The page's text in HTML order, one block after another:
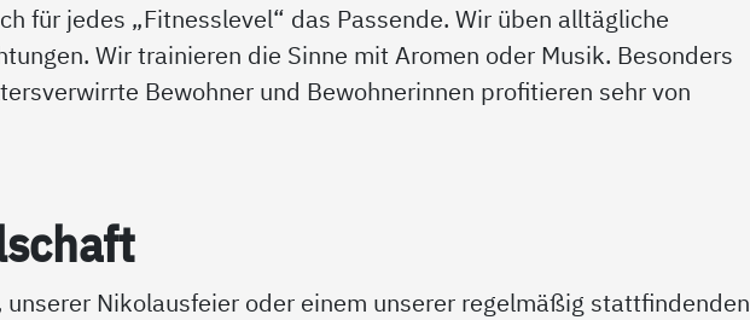
für jedes „Fitnesslevel“ das Passende. Wir üben alltägliche
Wir trainieren die Sinne mit Aromen oder Musik. Besonders
Bewohner und Bewohnerinnen profitieren sehr von
unserer Nikolausfeier oder einem unserer regelmäßig stattfindenden